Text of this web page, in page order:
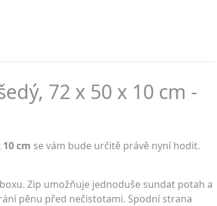
72 x 50 x 10 cm -
cm se vám bude určitě právě nyní hodit.
Zip umožňuje jednoduše sundat potah a
pěnu před nečistotami. Spodní strana